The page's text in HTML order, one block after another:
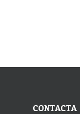
CONTACTA